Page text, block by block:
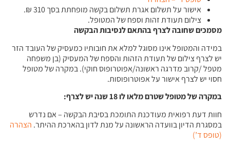
אישור על תשלום אגרת תשלום בקשה מופחתת בסך 310 ₪.
צילום תעודת זהות וספח של המטופל.
מסמכים שחובה לצרף בהתאם לנסיבות הבקשה
במידה והמטופל אינו מסוגל למלא את חובותיו כמעסיק של העובד הזר
יש לצרף צילום של תעודת הזהות והספח של המעסיק (בן משפחה
מטפל /קרוב מדרגה ראשונה/אפוטרופוס חוקי). במקרה של מטופל
חסוי יש לצרף אישור על אפוטרופוסות.
במקרה של מטופל שטרם מלאו לו 18 שנה יש לצרף
:
חוות דעת רפואית מעודכנת התומכת בסיבת הבקשה – אם נדרש
במסגרת הדיון בוועדה הראשונה על מנת לדון בהארכת ההיתר. הצהרה
(טופס ד’)